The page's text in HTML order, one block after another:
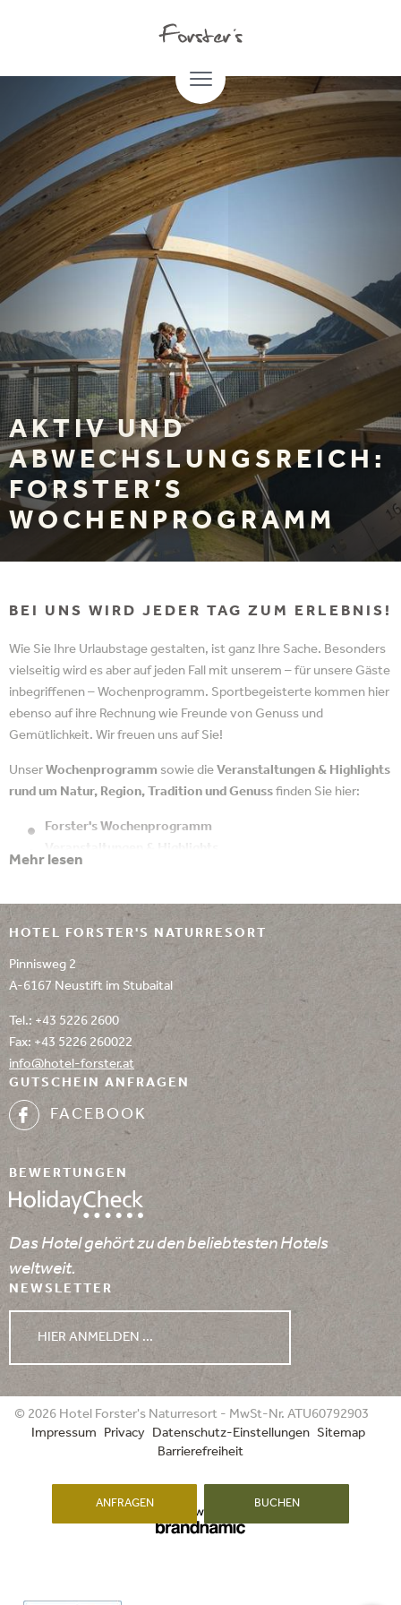
AKTIV UND
ABWECHSLUNGSREICH:
FORSTER’S
WOCHENPROGRAMM
BEI UNS WIRD JEDER TAG ZUM ERLEBNIS!
Wie Sie Ihre Urlaubstage gestalten, ist ganz Ihre Sache. Besonders
vielseitig wird es aber auf jeden Fall mit unserem – für unsere Gäste
inbegriffenen – Wochenprogramm. Sportbegeisterte kommen hier
ebenso auf ihre Rechnung wie Freunde von Genuss und
Gemütlichkeit. Wir freuen uns auf Sie!
Unser Wochenprogramm sowie die Veranstaltungen & Highlights
rund um Natur, Region, Tradition und Genuss finden Sie hier:
Forster's Wochenprogramm
Alle Programmpunkte sind kostenlos!Programmänderungen
vorbehalten! Hier finden Sie alleVeranstaltungen im Stubaital
zusammengefasst. Wenn Sie selbst etwas planen wollen, teilen Sie
es uns einfach mit. Wir sind Ihnen gerne jederzeit behilflich!
Mehr lesen
HOTEL FORSTER'S NATURRESORT
Pinnisweg 2
A-6167 Neustift im Stubaital
Tel.: +43 5226 2600
Fax: +43 5226 260022
info@hotel-forster.at
GUTSCHEIN ANFRAGEN
FACEBOOK
BEWERTUNGEN
Das Hotel gehört zu den beliebtesten Hotels
weltweit.
NEWSLETTER
HIER ANMELDEN ...
WETTER
10.08.2026 11.08.2026
min. 14°
min. 16°
min. 16°
© 2026 Hotel Forster's Naturresort - MwSt-Nr. ATU60792903
Impressum
Privacy Datenschutz-Einstellungen Sitemap
Barrierefreiheit
ANFRAGEN BUCHEN